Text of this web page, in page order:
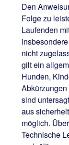
Den
Folge zu
Laufenden
nicht
gilt ein
Hunden,
sind
aus
möglich.
Technische